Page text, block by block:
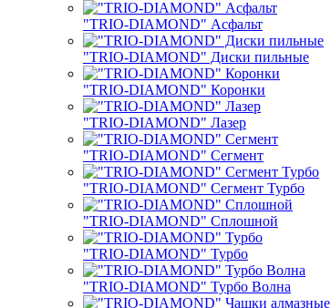
"TRIO-DIAMOND" Асфальт
"TRIO-DIAMOND" Диски пильные
"TRIO-DIAMOND" Коронки
"TRIO-DIAMOND" Лазер
"TRIO-DIAMOND" Сегмент
"TRIO-DIAMOND" Сегмент Турбо
"TRIO-DIAMOND" Сплошной
"TRIO-DIAMOND" Турбо
"TRIO-DIAMOND" Турбо Волна